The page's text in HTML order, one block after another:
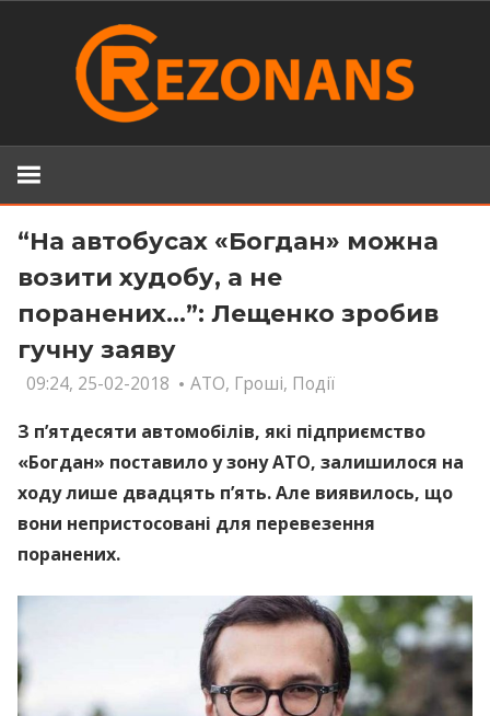
“На автобусах «Богдан» можна
возити худобу, а не
поранених…”: Лещенко зробив
гучну заяву
09:24, 25-02-2018 АТО, Гроші, Події
З п’ятдесяти автомобілів, які підприємство
«Богдан» поставило у зону АТО, залишилося на
ходу лише двадцять п’ять. Але виявилось, що
вони непристосовані для перевезення
поранених.